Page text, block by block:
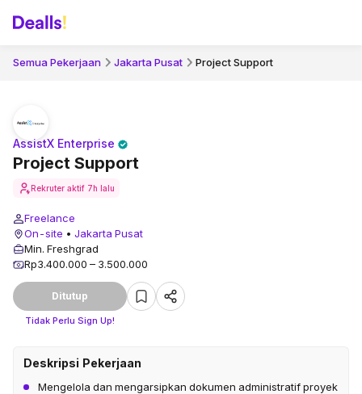
Semua Pekerjaan Jakarta Pusat Project Support
Project Support
AssistX Enterprise
Rekruter aktif 7h lalu
Freelance
On-site • Jakarta Pusat
Min. Freshgrad
Rp3.400.000 – 3.500.000
Ditutup
Tidak Perlu Sign Up!
Deskripsi Pekerjaan
Mengelola dan mengarsipkan dokumen administratif proyek